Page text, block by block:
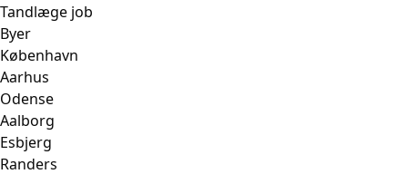
Tandlæge job
Byer
København
Aarhus
Odense
Aalborg
Esbjerg
Randers